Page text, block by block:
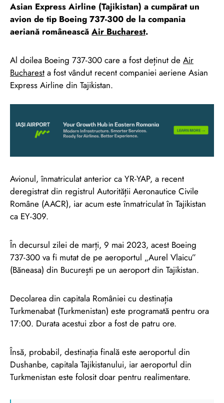
Asian Express Airline (Tajikistan) a cumpărat un
avion de tip Boeing 737-300 de la compania
aeriană românească Air Bucharest.
Al doilea Boeing 737-300 care a fost deținut de Air
Bucharest a fost vândut recent companiei aeriene Asian
Express Airline din Tajikistan.
Avionul, înmatriculat anterior ca YR-YAP, a recent
deregistrat din registrul Autorității Aeronautice Civile
Române (AACR), iar acum este înmatriculat în Tajikistan
ca EY-309.
În decursul zilei de marți, 9 mai 2023, acest Boeing
737-300 va fi mutat de pe aeroportul „Aurel Vlaicu”
(Băneasa) din București pe un aeroport din Tajikistan.
Decolarea din capitala României cu destinația
Turkmenabat (Turkmenistan) este programată pentru ora
17:00. Durata acestui zbor a fost de patru ore.
Însă, probabil, destinația finală este aeroportul din
Dushanbe, capitala Tajikistanului, iar aeroportul din
Turkmenistan este folosit doar pentru realimentare.